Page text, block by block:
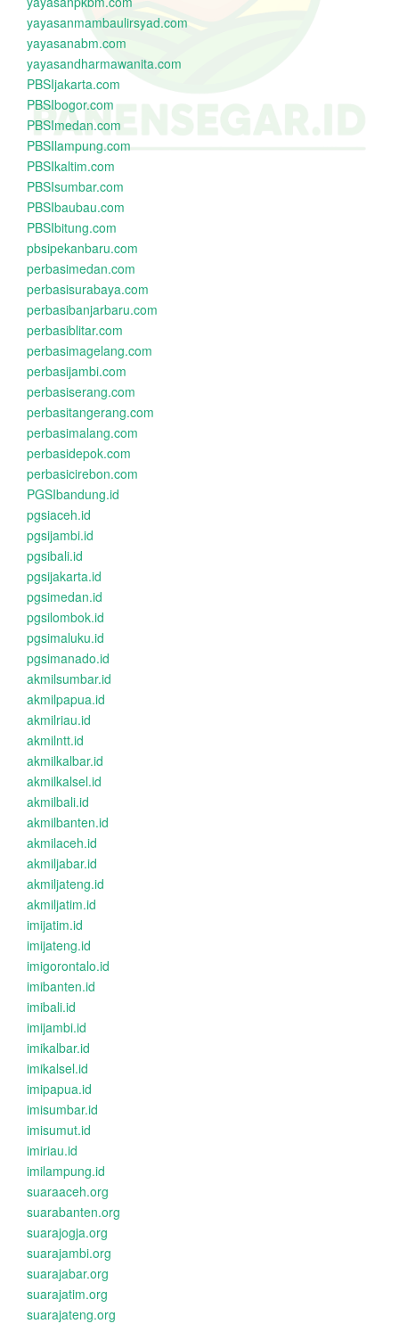
yayasanmambaulirsyad.com
yayasanabm.com
yayasandharmawanita.com
PBSIjakarta.com
PBSIbogor.com
PBSImedan.com
PBSIlampung.com
PBSIkaltim.com
PBSIsumbar.com
PBSIbaubau.com
PBSIbitung.com
pbsipekanbaru.com
perbasimedan.com
perbasisurabaya.com
perbasibanjarbaru.com
perbasiblitar.com
perbasimagelang.com
perbasijambi.com
perbasiserang.com
perbasitangerang.com
perbasimalang.com
perbasidepok.com
perbasicirebon.com
PGSIbandung.id
pgsiaceh.id
pgsijambi.id
pgsibali.id
pgsijakarta.id
pgsimedan.id
pgsilombok.id
pgsimaluku.id
pgsimanado.id
akmilsumbar.id
akmilpapua.id
akmilriau.id
akmilntt.id
akmilkalbar.id
akmilkalsel.id
akmilbali.id
akmilbanten.id
akmilaceh.id
akmiljabar.id
akmiljateng.id
akmiljatim.id
imijatim.id
imijateng.id
imigorontalo.id
imibanten.id
imibali.id
imijambi.id
imikalbar.id
imikalsel.id
imipapua.id
imisumbar.id
imisumut.id
imiriau.id
imilampung.id
suaraaceh.org
suarabanten.org
suarajogja.org
suarajambi.org
suarajabar.org
suarajatim.org
suarajateng.org